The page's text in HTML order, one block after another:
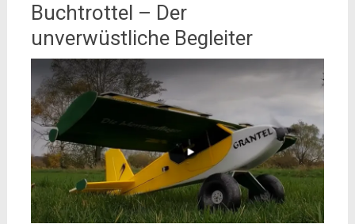
Buchtrottel – Der
unverwüstliche Begleiter